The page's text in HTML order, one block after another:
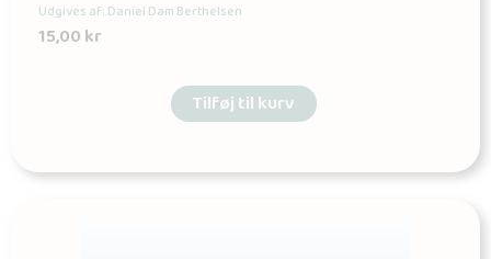
Udgives af: Daniel Dam Berthelsen
15,00kr
Tilføj til kurv